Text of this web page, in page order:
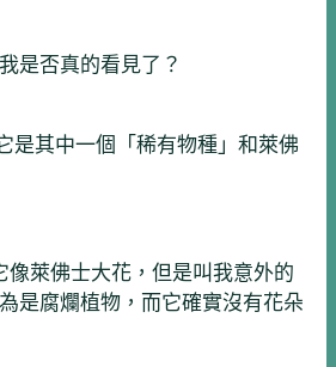
是否真的看見了？
是其中一個「稀有物種」和萊佛
萊佛士大花，但是叫我意外的
是腐爛植物，而它確實沒有花朵